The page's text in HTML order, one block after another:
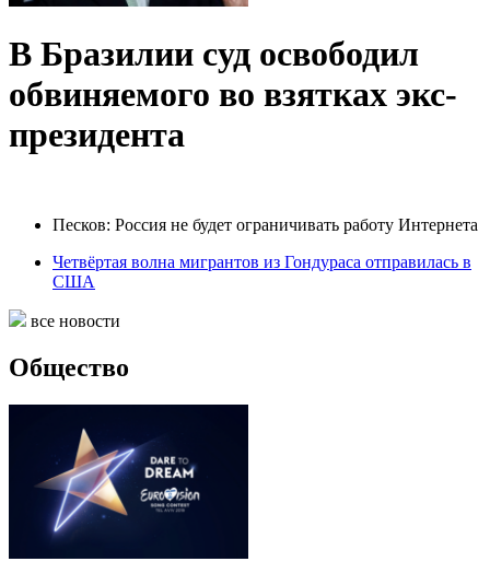
В Бразилии суд освободил
обвиняемого во взятках экс-
президента
Песков: Россия не будет ограничивать работу Интернета
Четвёртая волна мигрантов из Гондураса отправилась в
США
все новости
Общество